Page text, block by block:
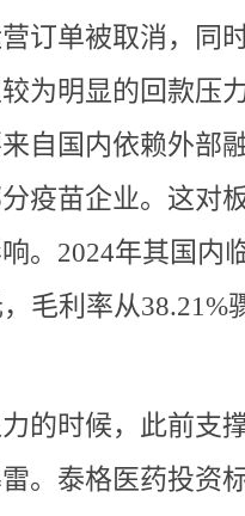
订单被取消，同
为明显的回款压
自国内依赖外部
疫苗企业。这对
。2024年其国内
毛利率从38.21%
的时候，此前支
。泰格医药投资